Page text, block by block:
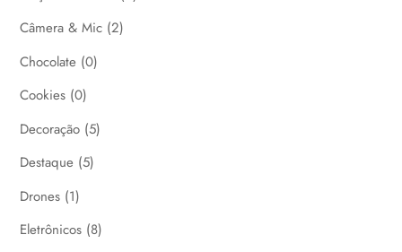
Câmera & Mic (2)
Chocolate (0)
Cookies (0)
Decoração (5)
Destaque (5)
Drones (1)
Eletrônicos (8)